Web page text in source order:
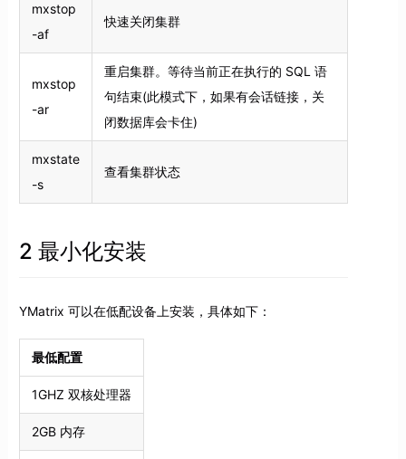
mxstop
-af
快速关闭集群
mxstop
-ar
重启集群。等待当前正在执行的 SQL 语
句结束(此模式下，如果有会话链接，关
闭数据库会卡住)
mxstate
-s
查看集群状态
2 最小化安装
YMatrix 可以在低配设备上安装，具体如下：
最低配置
1GHZ 双核处理器
2GB 内存